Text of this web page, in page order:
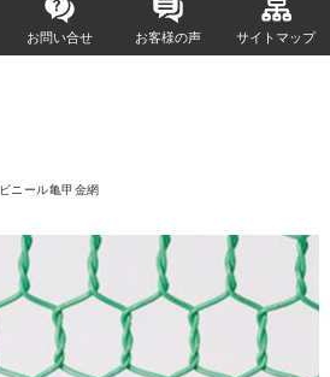
お問い合せ お客様の声 サイトマップ
ビニール亀甲金網